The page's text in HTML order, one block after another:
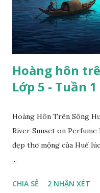
Hoàng hôn
Lớp 5 - Tuần
Hoàng Hôn Trên Sông
River Sunset on
đẹp thơ mộng của Huế
...
CHIA SẺ 2 NHẬN XÉT